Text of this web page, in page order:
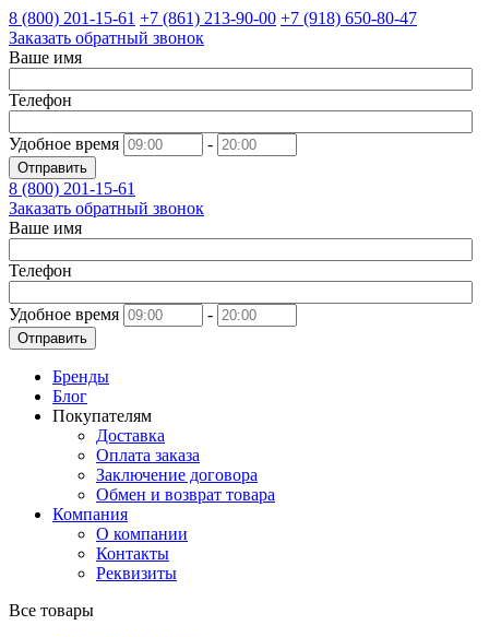
8 (800) 201-15-61 +7 (861) 213-90-00 +7 (918) 650-80-47
Заказать обратный звонок
Ваше имя
Телефон
Удобное время -
Отправить
8 (800) 201-15-61
Заказать обратный звонок
Ваше имя
Телефон
Удобное время -
Отправить
Бренды
Блог
Покупателям
Доставка
Оплата заказа
Заключение договора
Обмен и возврат товара
Компания
О компании
Контакты
Реквизиты
Все товары